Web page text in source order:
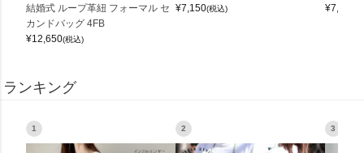
結婚式 ループ革紐 フォーマル セ
カンドバッグ 4FB
¥12,650(税込)
¥7,150(税込)
¥7,150
ランキング
1 2 3